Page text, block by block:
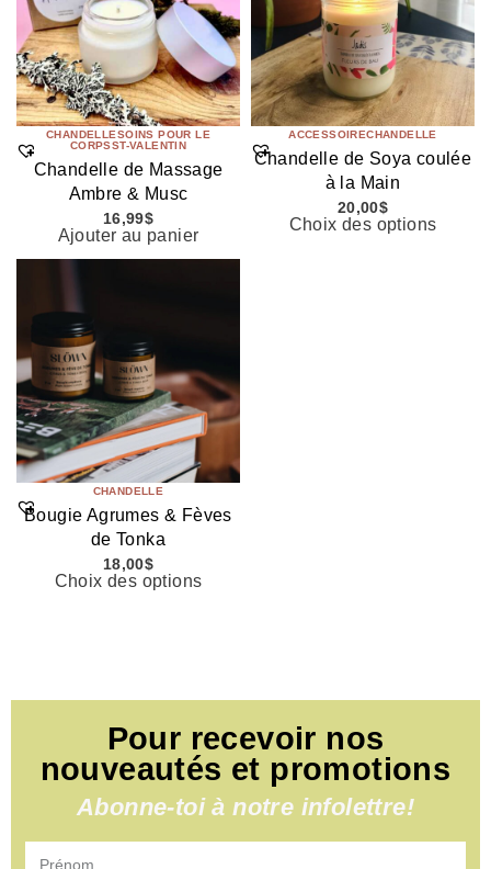
CHANDELLESOINS POUR LE
CORPSST-VALENTIN
Chandelle de Massage
Ambre & Musc
16,99$
Ajouter au panier
ACCESSOIRECHANDELLE
Chandelle de Soya coulée
à la Main
20,00$
Choix des options
CHANDELLE
Bougie Agrumes & Fèves
de Tonka
18,00$
Choix des options
Pour recevoir nos
nouveautés et promotions
Abonne-toi à notre infolettre!